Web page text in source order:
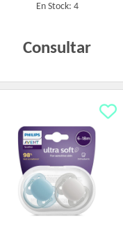
En Stock: 4
Consultar